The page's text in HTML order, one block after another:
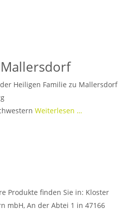
Heiligen Familie zu Mallersdorf
Weiterlesen …
Produkte finden Sie in: Kloster
mbH, An der Abtei 1 in 47166